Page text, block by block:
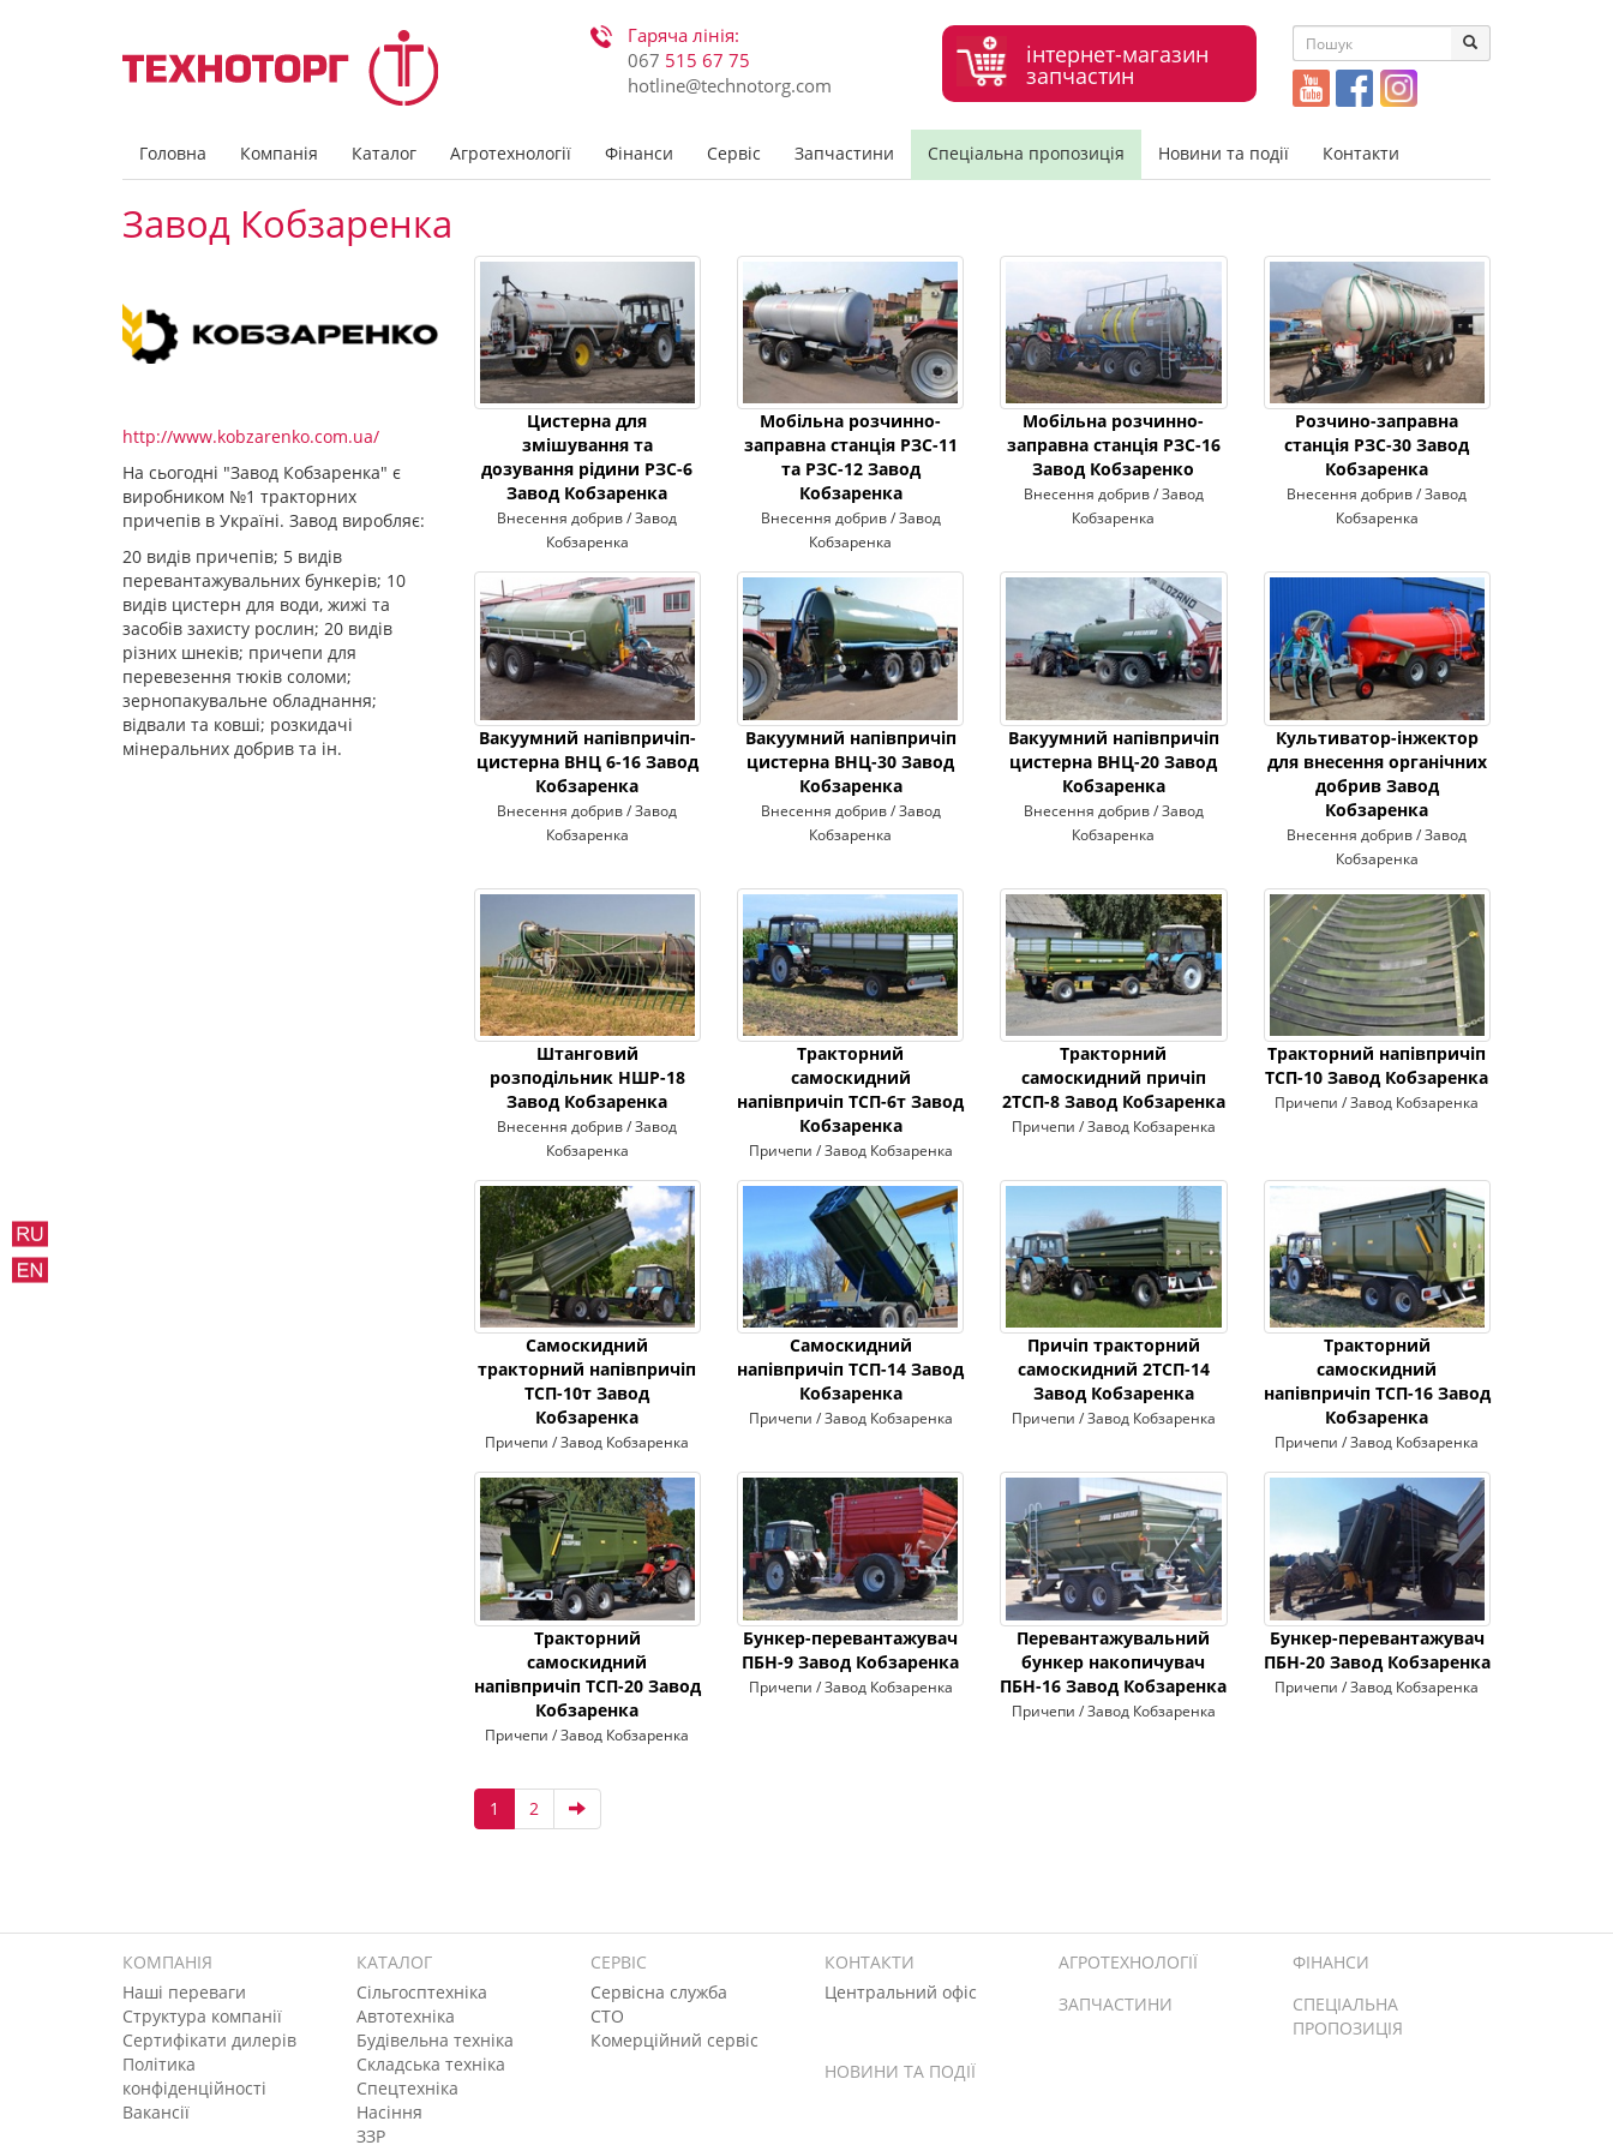
Гаряча лінія:
067 515 67 75
hotline@technotorg.com
інтернет-магазин
запчастин
Головна Компанія Каталог Агротехнології Фінанси Сервіс Запчастини Спеціальна пропозиція Новини та події Контакти
Завод Кобзаренка
http://www.kobzarenko.com.ua/
На сьогодні "Завод Кобзаренка" є
виробником №1 тракторних
причепів в Україні. Завод виробляє:
20 видів причепів; 5 видів
перевантажувальних бункерів; 10
видів цистерн для води, жижі та
засобів захисту рослин; 20 видів
різних шнеків; причепи для
перевезення тюків соломи;
зернопакувальне обладнання;
відвали та ковші; розкидачі
мінеральних добрив та ін.
Цистерна для
змішування та
дозування рідини РЗС-6
Завод Кобзаренка
Внесення добрив / Завод
Кобзаренка
Мобільна розчинно-
заправна станція РЗС-11
та РЗС-12 Завод
Кобзаренка
Внесення добрив / Завод
Кобзаренка
Мобільна розчинно-
заправна станція РЗС-16
Завод Кобзаренко
Внесення добрив / Завод
Кобзаренка
Розчино-заправна
станція РЗС-30 Завод
Кобзаренка
Внесення добрив / Завод
Кобзаренка
Вакуумний напівпричіп-
цистерна ВНЦ 6-16 Завод
Кобзаренка
Внесення добрив / Завод
Кобзаренка
Вакуумний напівпричіп
цистерна ВНЦ-30 Завод
Кобзаренка
Внесення добрив / Завод
Кобзаренка
Вакуумний напівпричіп
цистерна ВНЦ-20 Завод
Кобзаренка
Внесення добрив / Завод
Кобзаренка
Культиватор-інжектор
для внесення органічних
добрив Завод
Кобзаренка
Внесення добрив / Завод
Кобзаренка
Штанговий
розподільник НШР-18
Завод Кобзаренка
Внесення добрив / Завод
Кобзаренка
Тракторний
самоскидний
напівпричіп ТСП-6т Завод
Кобзаренка
Причепи / Завод Кобзаренка
Тракторний
самоскидний причіп
2ТСП-8 Завод Кобзаренка
Причепи / Завод Кобзаренка
Тракторний напівпричіп
ТСП-10 Завод Кобзаренка
Причепи / Завод Кобзаренка
Самоскидний
тракторний напівпричіп
ТСП-10т Завод
Кобзаренка
Причепи / Завод Кобзаренка
Самоскидний
напівпричіп ТСП-14 Завод
Кобзаренка
Причепи / Завод Кобзаренка
Причіп тракторний
самоскидний 2ТСП-14
Завод Кобзаренка
Причепи / Завод Кобзаренка
Тракторний
самоскидний
напівпричіп ТСП-16 Завод
Кобзаренка
Причепи / Завод Кобзаренка
Тракторний
самоскидний
напівпричіп ТСП-20 Завод
Кобзаренка
Причепи / Завод Кобзаренка
Бункер-перевантажувач
ПБН-9 Завод Кобзаренка
Причепи / Завод Кобзаренка
Перевантажувальний
бункер накопичувач
ПБН-16 Завод Кобзаренка
Причепи / Завод Кобзаренка
Бункер-перевантажувач
ПБН-20 Завод Кобзаренка
Причепи / Завод Кобзаренка
1 2
КОМПАНІЯ
Наші переваги
Структура компанії
Сертифікати дилерів
Політика
конфіденційності
Вакансії
КАТАЛОГ
Сільгосптехніка
Автотехніка
Будівельна техніка
Складська техніка
Спецтехніка
Насіння
ЗЗР
СЕРВІС
Сервісна служба
СТО
Комерційний сервіс
КОНТАКТИ
Центральний офіс
АГРОТЕХНОЛОГІЇ
ФІНАНСИ
ЗАПЧАСТИНИ
СПЕЦІАЛЬНА
ПРОПОЗИЦІЯ
НОВИНИ ТА ПОДІЇ